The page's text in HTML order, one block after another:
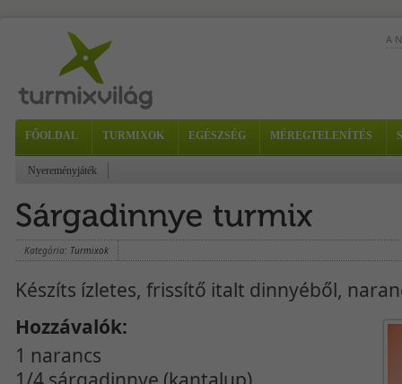
A
FŐOLDAL TURMIXOK EGÉSZSÉG MÉREGTELENÍTÉS
Nyereményjáték
Kategória: Turmixok
Készíts ízletes, frissítő italt dinnyéből,
Hozzávalók:
1 narancs